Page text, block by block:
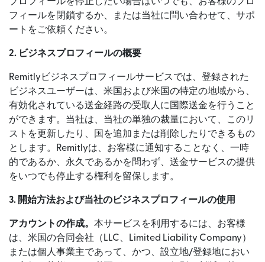
フィールを閉鎖するか、または当社に問い合わせて、サポ
ートをご依頼ください。
2. ビジネスプロフィールの概要
Remitlyビジネスプロフィールサービスでは、登録された
ビジネスユーザーは、米国および米国の特定の地域から、
有効化されている送金経路の受取人に国際送金を行うこと
ができます。当社は、当社の単独の裁量において、このリ
ストを更新したり、国を追加または削除したりできるもの
とします。Remitlyは、お客様に通知することなく、一時
的であるか、永久であるかを問わず、送金サービスの提供
をいつでも停止する権利を留保します。
3. 開始方法および当社のビジネスプロフィールの使用
アカウントの作成。 本サービスを利用するには、お客様
は、米国の合同会社（LLC、Limited Liability Company）
または個人事業主であって、かつ、設立地/登録地におい